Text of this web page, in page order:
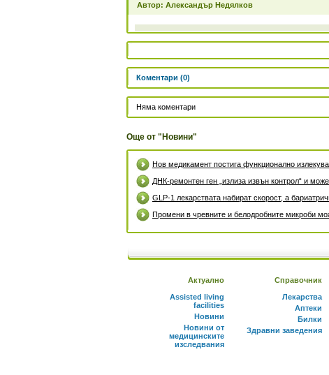
Автор: Александър Недялков
Коментари (0)
Няма коментари
Още от "Новини"
Нов медикамент постига функционално
ДНК-ремонтен ген „излиза извън контрол“ и
GLP-1 лекарствата набират скорост, а
Промени в чревните и белодробните микроби
Актуално
Assisted living
facilities
Новини
Новини от
медицинските
изследвания
Справочник
Лекарства
Аптеки
Билки
Здравни заведения